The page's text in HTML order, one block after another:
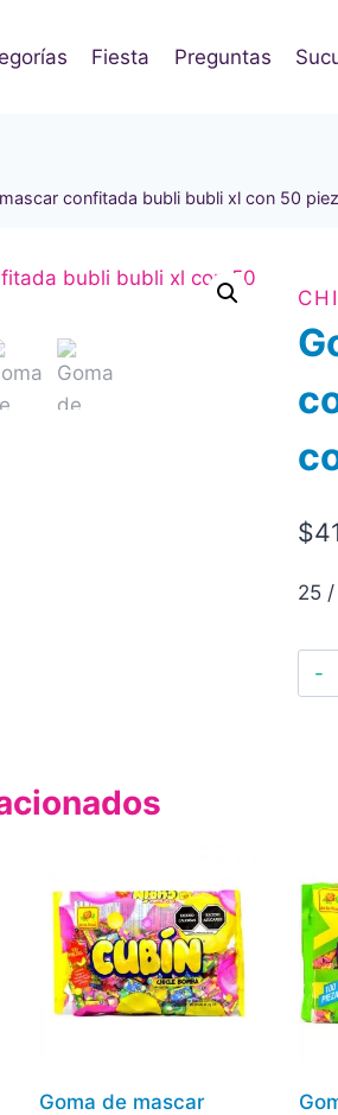
Fiesta Preguntas
confitada bubli bubli xl con 50
$
25 /
Goma de mascar